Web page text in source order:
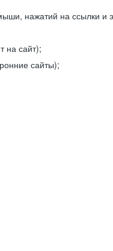
нажатий на ссылки и
на сайт);
сайты);